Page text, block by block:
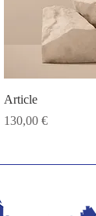
Article
Prix
130,00 €